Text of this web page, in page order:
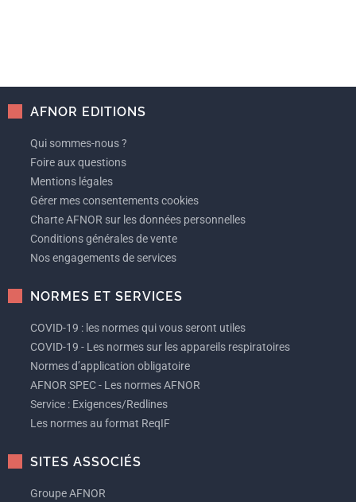
AFNOR EDITIONS
Qui sommes-nous ?
Foire aux questions
Mentions légales
Gérer mes consentements cookies
Charte AFNOR sur les données personnelles
Conditions générales de vente
Nos engagements de services
NORMES ET SERVICES
COVID-19 : les normes qui vous seront utiles
COVID-19 - Les normes sur les appareils respiratoires
Normes d’application obligatoire
AFNOR SPEC - Les normes AFNOR
Service : Exigences/Redlines
Les normes au format ReqIF
SITES ASSOCIÉS
Groupe AFNOR